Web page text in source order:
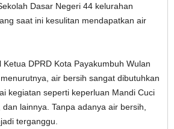
Dasar Negeri 44 kelurahan
saat ini kesulitan mendapatkan air
Ketua DPRD Kota Payakumbuh Wulan
air bersih sangat dibutuhkan
kegiatan seperti keperluan Mandi Cuci
lainnya. Tanpa adanya air bersih,
terganggu.